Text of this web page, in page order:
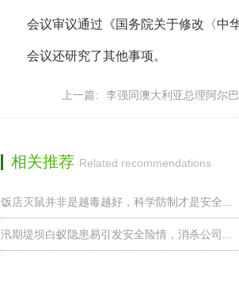
会议审议通过《国务院关于修改〈中
会议还研究了其他事项。
上一篇: 李强同澳大利亚总理阿尔
相关推荐 Related recommendations
饭店灭鼠并非是越毒越好，科学防制才是安全...
汛期堤坝白蚁隐患易引发安全险情，消杀公司...